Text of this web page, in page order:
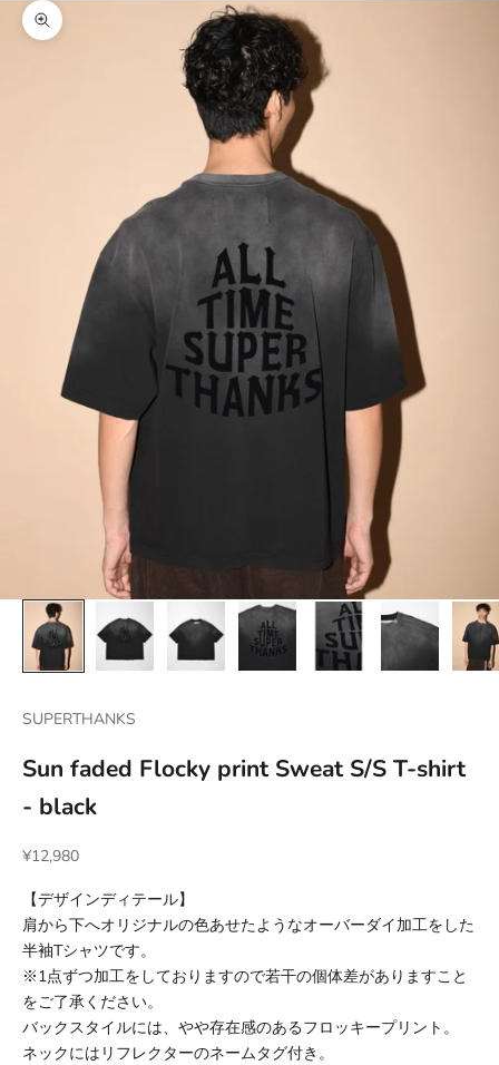
ズームイン
SUPERTHANKS
Sun faded Flocky print Sweat S/S T-shirt
- black
セール価格
¥12,980
【デザインディテール】
肩から下へオリジナルの色あせたようなオーバーダイ加工をした
半袖Tシャツです。
※1点ずつ加工をしておりますので若干の個体差がありますこと
をご了承ください。
バックスタイルには、やや存在感のあるフロッキープリント。
ネックにはリフレクターのネームタグ付き。